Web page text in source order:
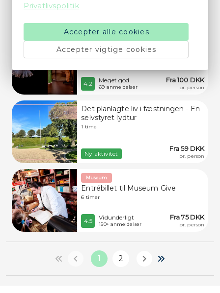
Museum
Museum Kolding - Staldgården
3 timer
4.2 Meget god
69 anmeldelser
Fra 100 DKK
pr. person
Det planlagte liv i fæstningen - En
selvstyret lydtur
1 time
Ny aktivitet
Fra 59 DKK
pr. person
Museum
Entrébillet til Museum Give
6 timer
4.5 Vidunderligt
150+ anmeldelser
Fra 75 DKK
pr. person
1 2
Privatlivspolitik
Accepter alle cookies
Accepter vigtige cookies